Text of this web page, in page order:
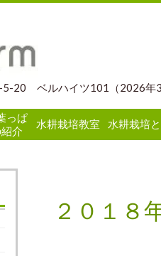
ベルハイツ101（2026年3
っぱ
介
水耕栽培教室 水耕栽培
２０１